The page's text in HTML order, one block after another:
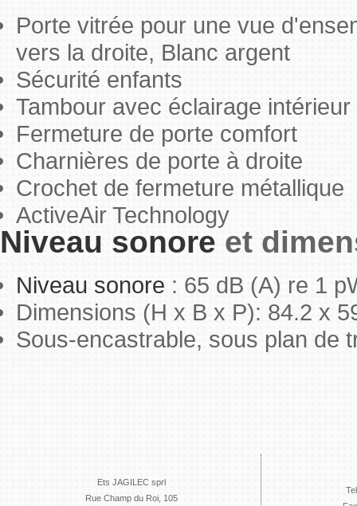
Porte vitrée pour une vue
vers la droite, Blanc argent
Sécurité enfants
Tambour avec éclairage intérieur
Fermeture de porte comfort
Charnières de porte à droite
Crochet de fermeture métallique
ActiveAir Technology
Niveau sonore et
Niveau sonore : 65 dB (A) re 1
Dimensions (H x B x P): 84.2 x
Sous-encastrable, sous plan de
Ets JAGILEC sprl
Rue Champ du Roi, 105